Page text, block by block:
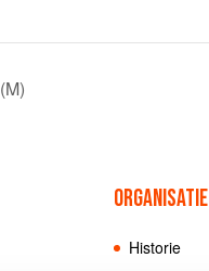
ORGANISATIE
Historie